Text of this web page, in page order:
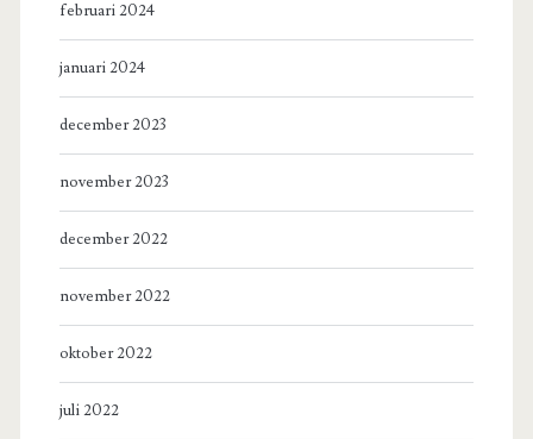
februari 2024
januari 2024
december 2023
november 2023
december 2022
november 2022
oktober 2022
juli 2022